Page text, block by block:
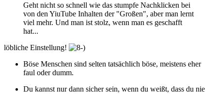
Geht nicht so schnell wie das stumpfe Nachklicken bei
von den YiuTube Inhalten der "Großen", aber man lernt
viel mehr. Und man ist stolz, wenn man es geschafft
hat...
löbliche Einstellung!
Böse Menschen sind selten tatsächlich böse, meistens eher
faul oder dumm.
Du kannst nur dann sicher sein, wenn du weißt, dass du nie